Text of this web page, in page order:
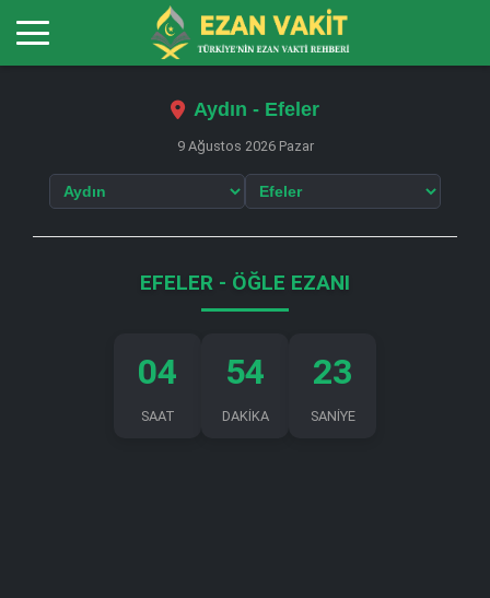
Aydın - Efeler
9 Ağustos 2026 Pazar
EFELER - ÖĞLE EZANI
04
SAAT
54
DAKİKA
23
SANİYE